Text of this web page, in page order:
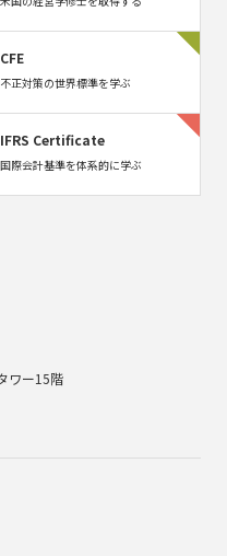
CFE
不正対策の世界標準を学ぶ
IFRS Certificate
国際会計基準を体系的に学ぶ
ワー15階